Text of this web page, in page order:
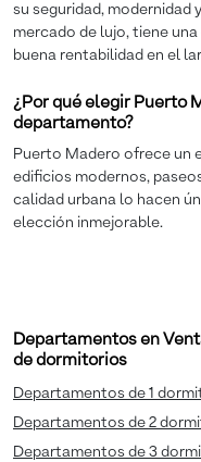
su seguridad, modernidad
mercado de lujo, tiene
buena rentabilidad en el
¿Por qué elegir Puerto
departamento?
Puerto Madero ofrece un
edificios modernos,
calidad urbana lo hacen
elección inmejorable.
Departamentos en
de dormitorios
Departamentos de 1
Departamentos de 2
Departamentos de 3